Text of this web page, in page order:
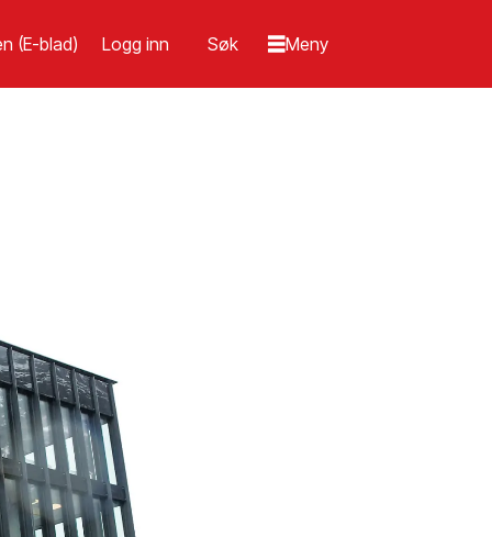
(E-blad) Logg inn